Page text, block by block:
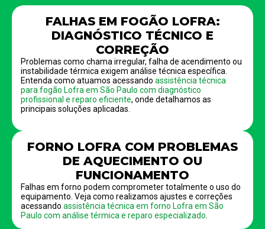
FALHAS EM FOGÃO LOFRA:
DIAGNÓSTICO TÉCNICO E
CORREÇÃO
Problemas como chama irregular, falha de acendimento ou
instabilidade térmica exigem análise técnica específica.
Entenda como atuamos acessando assistência técnica
para fogão Lofra em São Paulo com diagnóstico
profissional e reparo eficiente, onde detalhamos as
principais soluções aplicadas.
FORNO LOFRA COM PROBLEMAS
DE AQUECIMENTO OU
FUNCIONAMENTO
Falhas em forno podem comprometer totalmente o uso do
equipamento. Veja como realizamos ajustes e correções
acessando assistência técnica em forno Lofra em São
Paulo com análise térmica e reparo especializado